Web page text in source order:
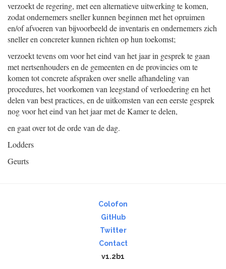
verzoekt de regering, met een alternatieve uitwerking te komen,
zodat ondernemers sneller kunnen beginnen met het opruimen
en/of afvoeren van bijvoorbeeld de inventaris en ondernemers zich
sneller en concreter kunnen richten op hun toekomst;
verzoekt tevens om voor het eind van het jaar in gesprek te gaan
met nertsenhouders en de gemeenten en de provincies om te
komen tot concrete afspraken over snelle afhandeling van
procedures, het voorkomen van leegstand of verloedering en het
delen van best practices, en de uitkomsten van een eerste gesprek
nog voor het eind van het jaar met de Kamer te delen,
en gaat over tot de orde van de dag.
Lodders
Geurts
Colofon
GitHub
Twitter
Contact
v1.2b1